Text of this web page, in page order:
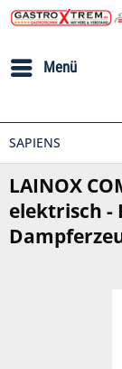
Menü
SAPIENS
LAINOX
elektrisch -